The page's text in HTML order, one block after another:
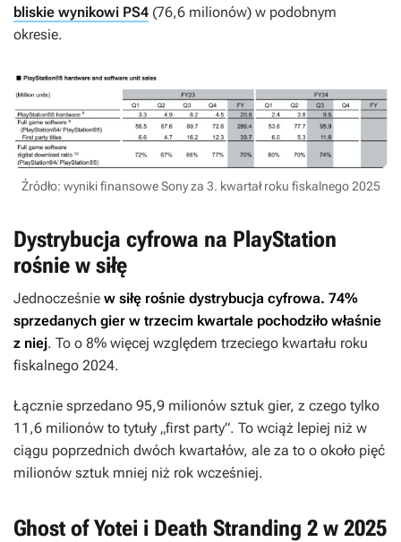
bliskie wynikowi PS4 (76,6 milionów) w podobnym
okresie.
Źródło: wyniki finansowe Sony za 3. kwartał roku fiskalnego 2025
Dystrybucja cyfrowa na PlayStation
rośnie w siłę
Jednocześnie w siłę rośnie dystrybucja cyfrowa. 74%
sprzedanych gier w trzecim kwartale pochodziło właśnie
z niej. To o 8% więcej względem trzeciego kwartału roku
fiskalnego 2024.
Łącznie sprzedano 95,9 milionów sztuk gier, z czego tylko
11,6 milionów to tytuły „first party”. To wciąż lepiej niż w
ciągu poprzednich dwóch kwartałów, ale za to o około pięć
milionów sztuk mniej niż rok wcześniej.
Ghost of Yotei i Death Stranding 2 w 2025